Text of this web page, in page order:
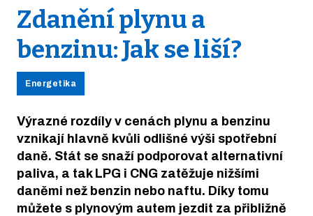
Zdanění plynu a
benzinu: Jak se liší?
Energetika
Výrazné rozdíly v cenách plynu a benzinu
vznikají hlavně kvůli odlišné výši spotřební
daně. Stát se snaží podporovat alternativní
paliva, a tak LPG i CNG zatěžuje nižšími
daněmi než benzin nebo naftu. Díky tomu
můžete s plynovým autem jezdit za přibližně